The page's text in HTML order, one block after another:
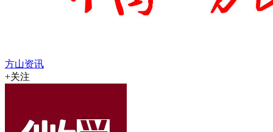
方山资讯
+关注